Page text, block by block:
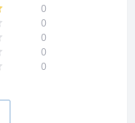
0
0
0
0
0